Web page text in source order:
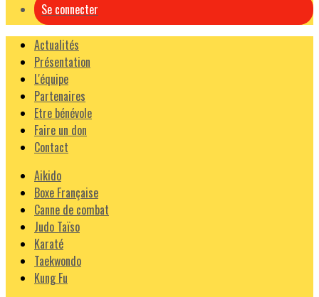
Se connecter
Actualités
Présentation
L'équipe
Partenaires
Etre bénévole
Faire un don
Contact
Aikido
Boxe Française
Canne de combat
Judo Taïso
Karaté
Taekwondo
Kung Fu